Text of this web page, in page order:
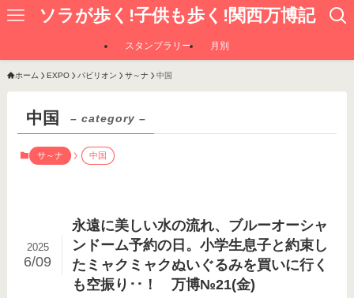
ソラが歩く!子供も歩く!関西万博記
スタンプラリー 月別
ホーム EXPO パビリオン サ～ナ 中国
中国 – category –
サ～ナ 中国
永遠に美しい水の流れ、ブルーオーシャ
ンドーム予約の日。小学生息子と約束し
たミャクミャクぬいぐるみを買いに行く
も空振り･･！ 万博№21(金)
2025
6/09